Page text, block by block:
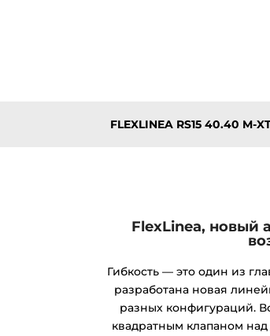
FLEXLINEA RS15 40.40 M-
FlexLinea, новый
Гибкость — это один из
разработана новая
разных конфигураций.
квадратным клапаном